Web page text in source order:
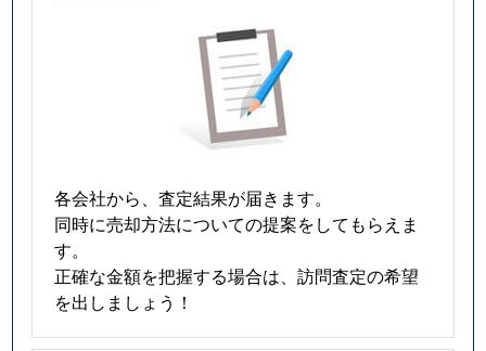
各会社から、査定結果が届きます。
同時に売却方法についての提案をしてもらえま
す。
正確な金額を把握する場合は、訪問査定の希望
を出しましょう！